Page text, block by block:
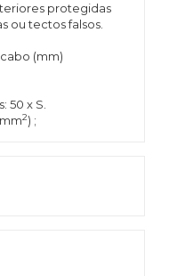
protegidas
ou tectos falsos.
(mm)
x S.
2) ;